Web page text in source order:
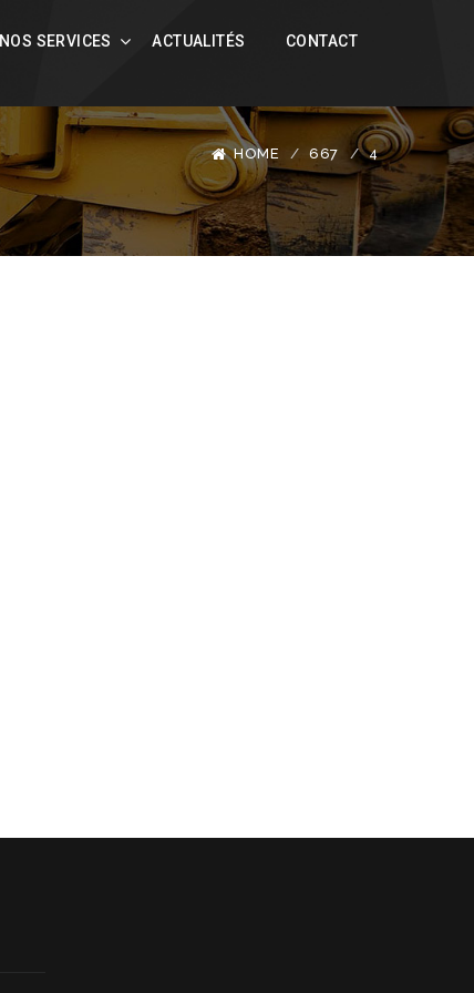
NOS SERVICES ACTUALITÉS CONTACT
HOME 667 4